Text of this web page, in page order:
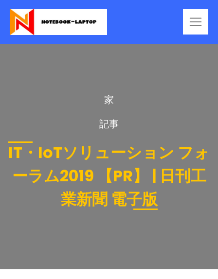
家
記事
IT・IoTソリューション フォ
ーラム2019 【PR】 | 日刊工
業新聞 電子版